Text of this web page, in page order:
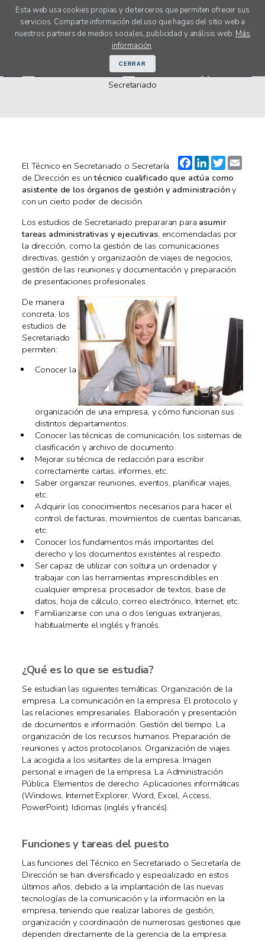
Esta web usa cookies propias y de terceros que permiten ofrecer sus
servicios. Comparte información del uso que hagas del sitio web a
nuestros partners de medios sociales, publicidad y análisis web. Más
información.
CERRAR
menú
Guía para Estudiar Secretariado
Orientación Académica
Guía de estudios y profesiones
Secretariado
Facebook
LinkedIn
Twitter
El Técnico en Secretariado o Secretaría
de Dirección es untécnico cualificado que actúa como
asistente de los órganos de gestión y administracióny
con un cierto poder de decisión.
Los estudios de Secretariado prepararan para asumir
tareas administrativas y ejecutivas, encomendadas por
la dirección, como la gestión de las comunicaciones
directivas, gestión y organización de viajes de negocios,
gestión de las reuniones y documentación y preparación
de presentaciones profesionales.
De manera
concreta, los
estudios de
Secretariado
permiten:
Conocer la
organización de una empresa, y cómo funcionan sus
distintos departamentos.
Conocer las técnicas de comunicación, los sistemas de
clasificación y archivo de documento.
Mejorar su técnica de redacción para escribir
correctamente cartas, informes, etc.
Saber organizar reuniones, eventos, planificar viajes,
etc.
Adquirir los conocimientos necesarios para hacer el
control de facturas, movimientos de cuentas bancarias,
etc.
Conocer los fundamentos más importantes del
derecho y los documentos existentes al respecto.
Ser capaz de utilizar con soltura un ordenador y
trabajar con las herramientas imprescindibles en
cualquier empresa: procesador de textos, base de
datos, hoja de cálculo, correo electrónico, Internet, etc.
Familiarizarse con una o dos lenguas extranjeras,
habitualmente el inglés y francés.
¿Qué es lo que se estudia?
Se estudian las siguientes temáticas: Organización de la
empresa. La comunicación en la empresa. El protocolo y
las relaciones empresariales. Elaboración y presentación
de documentos e información. Gestión del tiempo. La
organización de los recursos humanos. Preparación de
reuniones y actos protocolarios. Organización de viajes.
La acogida a los visitantes de la empresa. Imagen
personal e imagen de la empresa. La Administración
Pública. Elementos de derecho. Aplicaciones informáticas
(Windows, Internet Explorer, Word, Excel, Access,
PowerPoint). Idiomas (inglés y francés).
Funciones y tareas del puesto
Las funciones del Técnico en Secretariado o Secretaría de
Dirección se han diversificado y especializado en estos
últimos años, debido a la implantación de las nuevas
tecnologías de la comunicación y la información en la
empresa, teniendo que realizar labores de gestión,
organización y coordinación de numerosas gestiones que
dependen directamente de la gerencia de la empresa.